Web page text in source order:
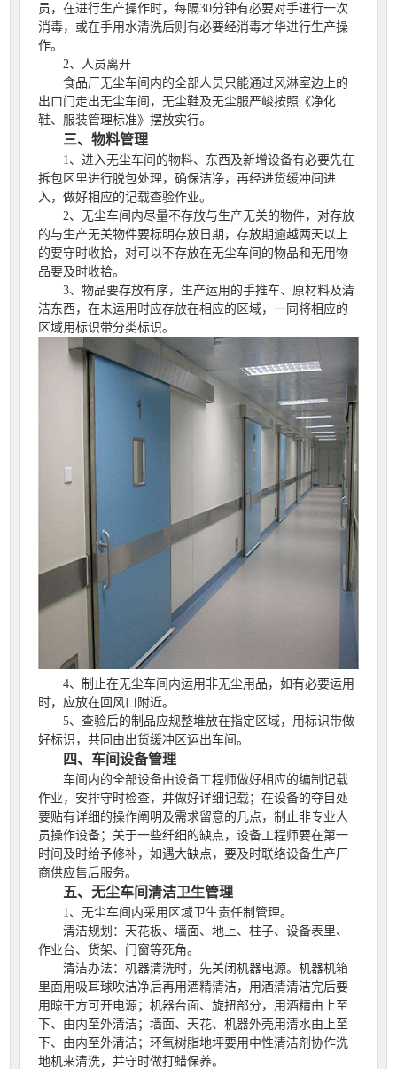
员，在进行生产操作时，每隔30分钟有必要对手进行一次
消毒，或在手用水清洗后则有必要经消毒才华进行生产操
作。
2、人员离开
食品厂无尘车间内的全部人员只能通过风淋室边上的
出口门走出无尘车间，无尘鞋及无尘服严峻按照《净化
鞋、服装管理标准》摆放实行。
三、物料管理
1、进入无尘车间的物料、东西及新增设备有必要先在
拆包区里进行脱包处理，确保洁净，再经进货缓冲间进
入，做好相应的记载查验作业。
2、无尘车间内尽量不存放与生产无关的物件，对存放
的与生产无关物件要标明存放日期，存放期逾越两天以上
的要守时收拾，对可以不存放在无尘车间的物品和无用物
品要及时收拾。
3、物品要存放有序，生产运用的手推车、原材料及清
洁东西，在未运用时应存放在相应的区域，一同将相应的
区域用标识带分类标识。
4、制止在无尘车间内运用非无尘用品，如有必要运用
时，应放在回风口附近。
5、查验后的制品应规整堆放在指定区域，用标识带做
好标识，共同由出货缓冲区运出车间。
四、车间设备管理
车间内的全部设备由设备工程师做好相应的编制记载
作业，安排守时检查，并做好详细记载；在设备的夺目处
要贴有详细的操作阐明及需求留意的几点，制止非专业人
员操作设备；关于一些纤细的缺点，设备工程师要在第一
时间及时给予修补，如遇大缺点，要及时联络设备生产厂
商供应售后服务。
五、无尘车间清洁卫生管理
1、无尘车间内采用区域卫生责任制管理。
清洁规划：天花板、墙面、地上、柱子、设备表里、
作业台、货架、门窗等死角。
清洁办法：机器清洗时，先关闭机器电源。机器机箱
里面用吸耳球吹洁净后再用酒精清洁，用酒清清洁完后要
用晾干方可开电源；机器台面、旋扭部分，用酒精由上至
下、由内至外清洁；墙面、天花、机器外壳用清水由上至
下、由内至外清洁；环氧树脂地坪要用中性清洁剂协作洗
地机来清洗，并守时做打蜡保养。